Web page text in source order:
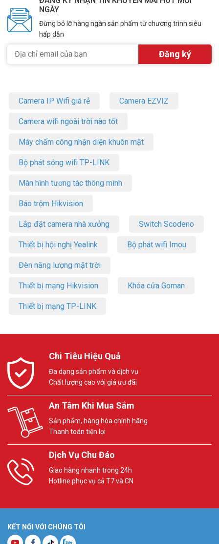
NGÀY
Đừng bỏ lỡ hàng ngàn sản phẩm từ chương trình siêu
hấp dẫn
Camera IP Wifi giá rẻ Camera EZVIZ
Camera wifi ngoài trời nào tốt
Máy chấm công nhận diện khuôn mặt
Bộ phát sóng wifi TP-LINK
Màn hình tương tác thông minh
Báo trộm Hikvision
Lắp đặt camera nhà xưởng Switch Scodeno
Thiết bị hội nghị Yealink Bộ phát wifi Imou
Đèn năng lượng mặt trời
Thiết bị mạng Hikvision Khóa cửa Goman
Thiết bị mạng TP-LINK
Chi Tiêu Hiệu Quả
Đa dạng sản phẩm và dịch vụ
Chất lượng cao với giá ưu đãi
An Tâm Khi Mua Sắm
Sản phẩm, hàng hóa chính hãng
Thanh toán tiện lợi
Dịch Vụ Chu Đáo
Giao hàng nhanh trong 24h
Hotline phục vụ cả T7 và CN
KẾT NỐI VỚI CHÚNG TÔI